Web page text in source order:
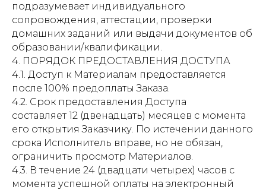
подразумевает индивидуального
сопровождения, аттестации, проверки
домашних заданий или выдачи документов об
образовании/квалификации.
4. ПОРЯДОК ПРЕДОСТАВЛЕНИЯ ДОСТУПА
4.1. Доступ к Материалам предоставляется
после 100% предоплаты Заказа.
4.2. Срок предоставления Доступа
составляет 12 (двенадцать) месяцев с момента
его открытия Заказчику. По истечении данного
срока Исполнитель вправе, но не обязан,
ограничить просмотр Материалов.
4.3. В течение 24 (двадцати четырех) часов с
момента успешной оплаты на электронный